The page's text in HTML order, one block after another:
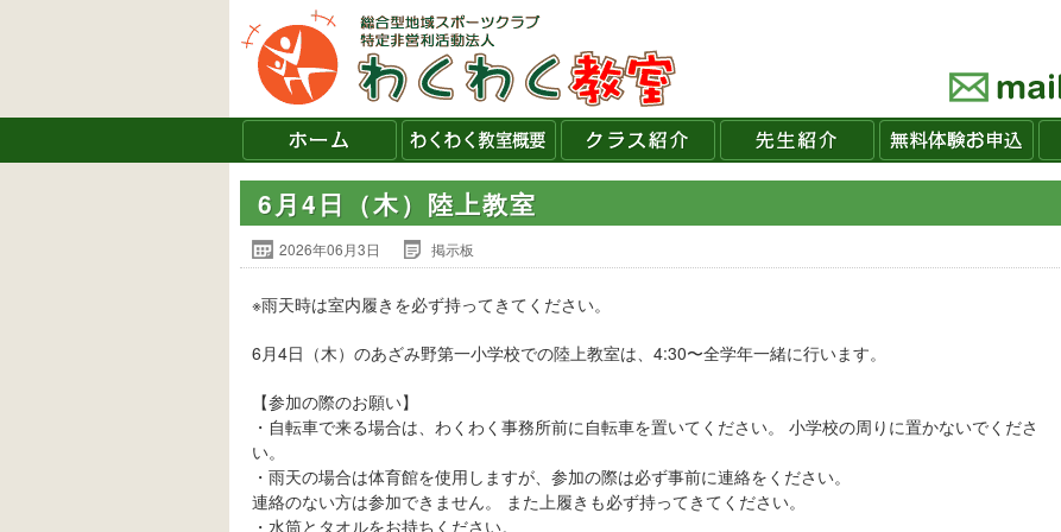
6月4日（木）陸上教室
2026年06月3日 掲示板
※雨天時は室内履きを必ず持ってきてください。
6月4日（木）のあざみ野第一小学校での陸上教室は、4:30〜全学年一緒に行います。
【参加の際のお願い】
・自転車で来る場合は、わくわく事務所前に自転車を置いてください。 小学校の周りに置かないでくださ
い。
・雨天の場合は体育館を使用しますが、参加の際は必ず事前に連絡をください。
連絡のない方は参加できません。 また上履きも必ず持ってきてください。
・水筒とタオルをお持ちください。